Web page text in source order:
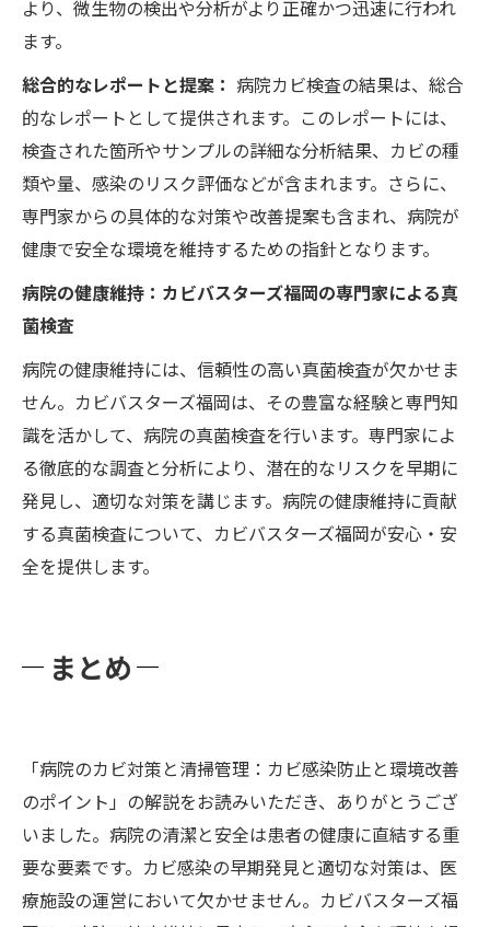
より、微生物の検出や分析がより正確かつ迅速に行われ
ます。
総合的なレポートと提案： 病院カビ検査の結果は、総合
的なレポートとして提供されます。このレポートには、
検査された箇所やサンプルの詳細な分析結果、カビの種
類や量、感染のリスク評価などが含まれます。さらに、
専門家からの具体的な対策や改善提案も含まれ、病院が
健康で安全な環境を維持するための指針となります。
病院の健康維持：カビバスターズ福岡の専門家による真
菌検査
病院の健康維持には、信頼性の高い真菌検査が欠かせま
せん。カビバスターズ福岡は、その豊富な経験と専門知
識を活かして、病院の真菌検査を行います。専門家によ
る徹底的な調査と分析により、潜在的なリスクを早期に
発見し、適切な対策を講じます。病院の健康維持に貢献
する真菌検査について、カビバスターズ福岡が安心・安
全を提供します。
まとめ
「病院のカビ対策と清掃管理：カビ感染防止と環境改善
のポイント」の解説をお読みいただき、ありがとうござ
いました。病院の清潔と安全は患者の健康に直結する重
要な要素です。カビ感染の早期発見と適切な対策は、医
療施設の運営において欠かせません。カビバスターズ福